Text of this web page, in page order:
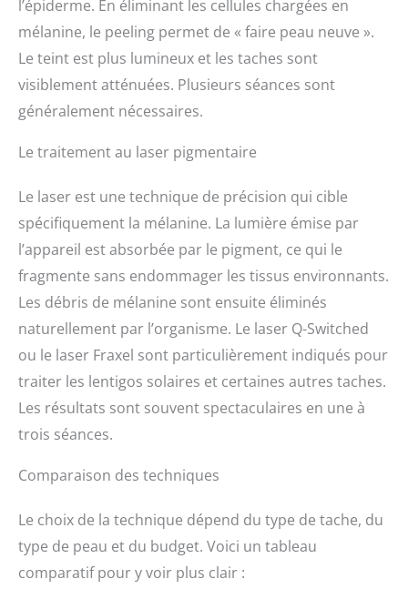
l’épiderme. En éliminant les cellules chargées en
mélanine, le peeling permet de « faire peau neuve ».
Le teint est plus lumineux et les taches sont
visiblement atténuées. Plusieurs séances sont
généralement nécessaires.
Le traitement au laser pigmentaire
Le laser est une technique de précision qui cible
spécifiquement la mélanine. La lumière émise par
l’appareil est absorbée par le pigment, ce qui le
fragmente sans endommager les tissus environnants.
Les débris de mélanine sont ensuite éliminés
naturellement par l’organisme. Le laser Q-Switched
ou le laser Fraxel sont particulièrement indiqués pour
traiter les lentigos solaires et certaines autres taches.
Les résultats sont souvent spectaculaires en une à
trois séances.
Comparaison des techniques
Le choix de la technique dépend du type de tache, du
type de peau et du budget. Voici un tableau
comparatif pour y voir plus clair :